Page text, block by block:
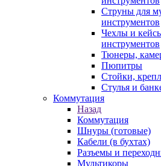
Струны для
инструментов
Чехлы и
инструментов
Тюнеры,
Пюпитры
Стойки,
Стулья и
Коммутация
Назад
Коммутация
Шнуры (готовые)
Кабели (в бухтах)
Разъемы и
Мультикоры